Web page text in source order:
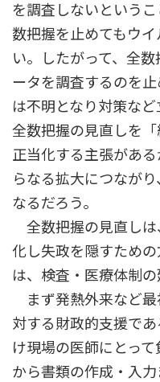
を調査しないという
数把握を止めてもウ
い。したがって、全
ータを調査するのを
は不明となり対策など
全数把握の見直しを
正当化する主張があ
らなる拡大につなが
なるだろう。
全数把握の見直しは
化し失政を隠すため
は、検査・医療体制の
まず発熱外来など最
対する財政的支援で
け現場の医師にとっ
から書類の作成・入